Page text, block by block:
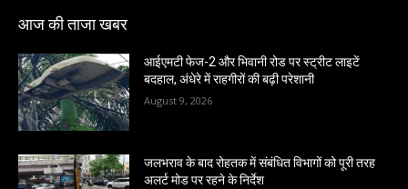
आज की ताजा खबर
आईएमटी फेज-2 और भिवानी रोड पर स्ट्रीट लाइटें
बदहाल, अंधेरे में राहगीरों की बढ़ी परेशानी
August 9, 2026
जलभराव के बाद रोहतक में संबंधित विभागों को पूरी तरह
अलर्ट मोड पर रहने के निर्देश